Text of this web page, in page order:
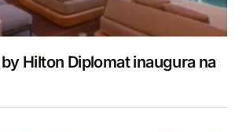
Hilton Diplomat inaugura na